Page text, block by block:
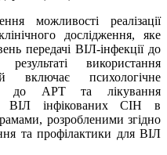
можливості реалізації
дослідження, яке
передачі ВІЛ-інфекції до
використання
включає психологічне
до АРТ та лікування
ВІЛ інфікованих СІН в
розробленими згідно
та профілактики для ВІЛ